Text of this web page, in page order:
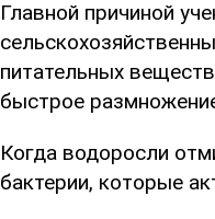
Главной причиной
питательных
быстрое
Когда водоросли
бактерии, которые